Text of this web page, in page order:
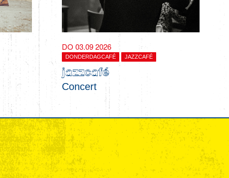
DO 03.09 2026
DONDERDAGCAFÉ JAZZCAFÉ
jazzcafé
Concert